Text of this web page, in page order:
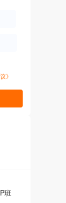
》
班